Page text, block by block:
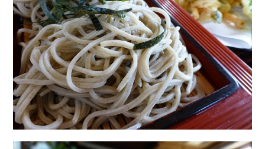
Twitter
Facebook
Line
Copy URL